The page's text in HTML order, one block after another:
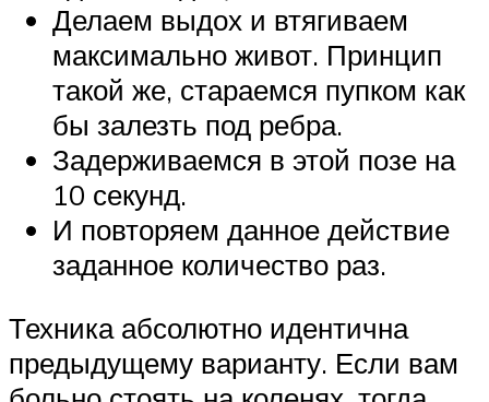
Делаем выдох и втягиваем
максимально живот. Принцип
такой же, стараемся пупком как
бы залезть под ребра.
Задерживаемся в этой позе на
10 секунд.
И повторяем данное действие
заданное количество раз.
Техника абсолютно идентична
предыдущему варианту. Если вам